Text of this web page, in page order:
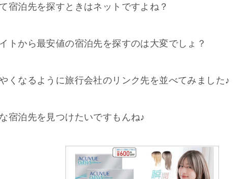
宿泊先を探すときはネットですよね？
トから最安値の宿泊先を探すのは大変でしょ？
くなるように旅行会社のリンク先を並べてみました♪
宿泊先を見つけたいですもんね♪